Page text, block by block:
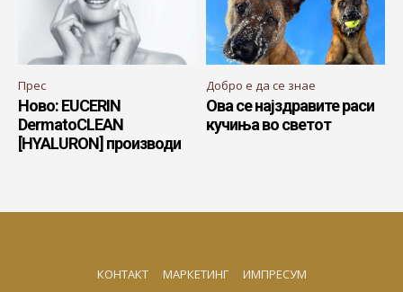
Прес
Ново: EUCERIN
DermatoCLEAN
[HYALURON] производи
Добро е да се знае
Ова се најздравите раси
кучиња во светот
КОНТАКТ МАРКЕТИНГ ИМПРЕСУМ